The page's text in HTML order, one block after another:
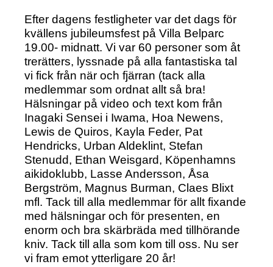
Efter dagens festligheter var det dags för
kvällens jubileumsfest på Villa Belparc
19.00- midnatt. Vi var 60 personer som åt
trerätters, lyssnade på alla fantastiska tal
vi fick från när och fjärran (tack alla
medlemmar som ordnat allt så bra!
Hälsningar på video och text kom från
Inagaki Sensei i Iwama, Hoa Newens,
Lewis de Quiros, Kayla Feder, Pat
Hendricks, Urban Aldeklint, Stefan
Stenudd, Ethan Weisgard, Köpenhamns
aikidoklubb, Lasse Andersson, Åsa
Bergström, Magnus Burman, Claes Blixt
mfl. Tack till alla medlemmar för allt fixande
med hälsningar och för presenten, en
enorm och bra skärbräda med tillhörande
kniv. Tack till alla som kom till oss. Nu ser
vi fram emot ytterligare 20 år!